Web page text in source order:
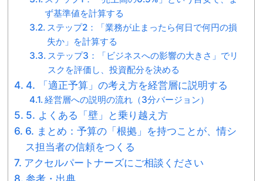
ず基準値を計算する
ステップ2：「業務が止まったら何日で何円の損
失か」を計算する
ステップ3：「ビジネスへの影響の大きさ」でリ
スクを評価し、投資配分を決める
4. 「適正予算」の考え方を経営層に説明する
経営層への説明の流れ（3分バージョン）
5. よくある「壁」と乗り越え方
6. まとめ：予算の「根拠」を持つことが、情シ
ス担当者の信頼をつくる
アクセルパートナーズにご相談ください
参考・出典